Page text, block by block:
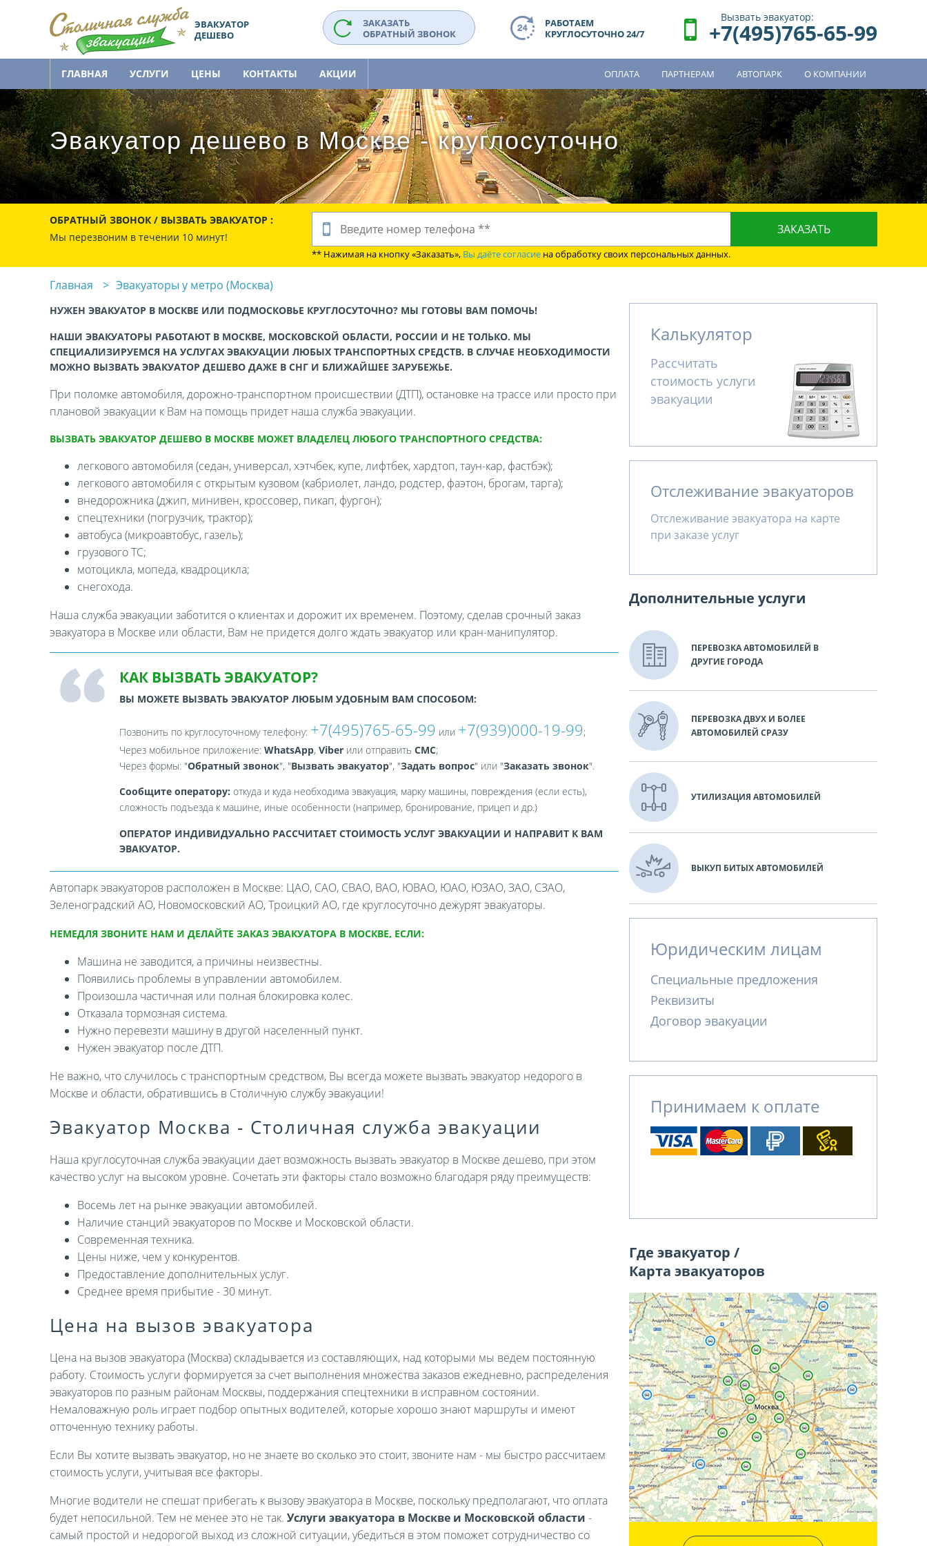
ЭВАКУАТОР
ДЕШЕВО
ЗАКАЗАТЬ
ОБРАТНЫЙ ЗВОНОК
РАБОТАЕМ
КРУГЛОСУТОЧНО 24/7
Вызвать эвакуатор:
+7(495)765-65-99
ГЛАВНАЯ УСЛУГИ ЦЕНЫ КОНТАКТЫ АКЦИИ ОПЛАТА ПАРТНЕРАМ АВТОПАРК О КОМПАНИИ
Эвакуатор дешево в Москве - круглосуточно
ОБРАТНЫЙ ЗВОНОК / ВЫЗВАТЬ ЭВАКУАТОР :
Мы перезвоним в течении 10 минут!
** Нажимая на кнопку «Заказать», Вы даёте согласие на обработку своих персональных данных.
Главная Эвакуаторы у метро (Москва)
НУЖЕН ЭВАКУАТОР В МОСКВЕ ИЛИ ПОДМОСКОВЬЕ КРУГЛОСУТОЧНО? МЫ ГОТОВЫ ВАМ ПОМОЧЬ!
НАШИ ЭВАКУАТОРЫ РАБОТАЮТ В МОСКВЕ, МОСКОВСКОЙ ОБЛАСТИ, РОССИИ И НЕ ТОЛЬКО. МЫ
СПЕЦИАЛИЗИРУЕМСЯ НА УСЛУГАХ ЭВАКУАЦИИ ЛЮБЫХ ТРАНСПОРТНЫХ СРЕДСТВ. В СЛУЧАЕ НЕОБХОДИМОСТИ
МОЖНО ВЫЗВАТЬ ЭВАКУАТОР ДЕШЕВО ДАЖЕ В СНГ И БЛИЖАЙШЕЕ ЗАРУБЕЖЬЕ.
При поломке автомобиля, дорожно-транспортном происшествии (ДТП), остановке на трассе или просто при
плановой эвакуации к Вам на помощь придет наша служба эвакуации.
ВЫЗВАТЬ ЭВАКУАТОР ДЕШЕВО В МОСКВЕ МОЖЕТ ВЛАДЕЛЕЦ ЛЮБОГО ТРАНСПОРТНОГО СРЕДСТВА:
легкового автомобиля (седан, универсал, хэтчбек, купе, лифтбек, хардтоп, таун-кар, фастбэк);
легкового автомобиля с открытым кузовом (кабриолет, ландо, родстер, фаэтон, брогам, тарга);
внедорожника (джип, минивен, кроссовер, пикап, фургон);
спецтехники (погрузчик, трактор);
автобуса (микроавтобус, газель);
грузового ТС;
мотоцикла, мопеда, квадроцикла;
снегохода.
Наша служба эвакуации заботится о клиентах и дорожит их временем. Поэтому, сделав срочный заказ
эвакуатора в Москве или области, Вам не придется долго ждать эвакуатор или кран-манипулятор.
КАК ВЫЗВАТЬ ЭВАКУАТОР?
ВЫ МОЖЕТЕ ВЫЗВАТЬ ЭВАКУАТОР ЛЮБЫМ УДОБНЫМ ВАМ СПОСОБОМ:
Позвонить по круглосуточному телефону: +7(495)765-65-99 или +7(939)000-19-99;
Через мобильное приложение: WhatsApp, Viberили отправить СМС;
Через формы: "Обратный звонок", "Вызвать эвакуатор", "Задать вопрос" или "Заказать звонок".
Сообщите оператору: откуда и куда необходима эвакуация, марку машины, повреждения (если есть),
сложность подъезда к машине, иные особенности (например, бронирование, прицеп и др.)
ОПЕРАТОР ИНДИВИДУАЛЬНО РАССЧИТАЕТ СТОИМОСТЬ УСЛУГ ЭВАКУАЦИИ И НАПРАВИТ К ВАМ
ЭВАКУАТОР.
Автопарк эвакуаторов расположен в Москве: ЦАО, САО, СВАО, ВАО, ЮВАО, ЮАО, ЮЗАО, ЗАО, СЗАО,
Зеленоградский АО, Новомосковский АО, Троицкий АО, где круглосуточно дежурят эвакуаторы.
НЕМЕДЛЯ ЗВОНИТЕ НАМ И ДЕЛАЙТЕ ЗАКАЗ ЭВАКУАТОРА В МОСКВЕ, ЕСЛИ:
Машина не заводится, а причины неизвестны.
Появились проблемы в управлении автомобилем.
Произошла частичная или полная блокировка колес.
Отказала тормозная система.
Нужно перевезти машину в другой населенный пункт.
Нужен эвакуатор после ДТП.
Не важно, что случилось с транспортным средством, Вы всегда можете вызвать эвакуатор недорого в
Москве и области, обратившись в Столичную службу эвакуации!
Эвакуатор Москва - Столичная служба эвакуации
Наша круглосуточная служба эвакуации дает возможность вызвать эвакуатор в Москве дешево, при этом
качество услуг на высоком уровне. Сочетать эти факторы стало возможно благодаря ряду преимуществ:
Восемь лет на рынке эвакуации автомобилей.
Наличие станций эвакуаторов по Москве и Московской области.
Современная техника.
Цены ниже, чем у конкурентов.
Предоставление дополнительных услуг.
Среднее время прибытие - 30 минут.
Цена на вызов эвакуатора
Цена на вызов эвакуатора (Москва) складывается из составляющих, над которыми мы ведем постоянную
работу. Стоимость услуги формируется за счет выполнения множества заказов ежедневно, распределения
эвакуаторов по разным районам Москвы, поддержания спецтехники в исправном состоянии.
Немаловажную роль играет подбор опытных водителей, которые хорошо знают маршруты и имеют
отточенную технику работы.
Если Вы хотите вызвать эвакуатор, но не знаете во сколько это стоит, звоните нам - мы быстро рассчитаем
стоимость услуги, учитывая все факторы.
Многие водители не спешат прибегать к вызову эвакуатора в Москве, поскольку предполагают, что оплата
будет непосильной. Тем не менее это не так. Услуги эвакуатора в Москве и Московской области -
самый простой и недорогой выход из сложной ситуации, убедиться в этом поможет сотрудничество со
Калькулятор
Рассчитать
стоимость услуги
эвакуации
Отслеживание эвакуаторов
Отслеживание эвакуатора на карте
при заказе услуг
Дополнительные услуги
ПЕРЕВОЗКА АВТОМОБИЛЕЙ В
ДРУГИЕ ГОРОДА
ПЕРЕВОЗКА ДВУХ И БОЛЕЕ
АВТОМОБИЛЕЙ СРАЗУ
УТИЛИЗАЦИЯ АВТОМОБИЛЕЙ
ВЫКУП БИТЫХ АВТОМОБИЛЕЙ
Юридическим лицам
Специальные предложения
Реквизиты
Договор эвакуации
Принимаем к оплате
Где эвакуатор /
Карта эвакуаторов